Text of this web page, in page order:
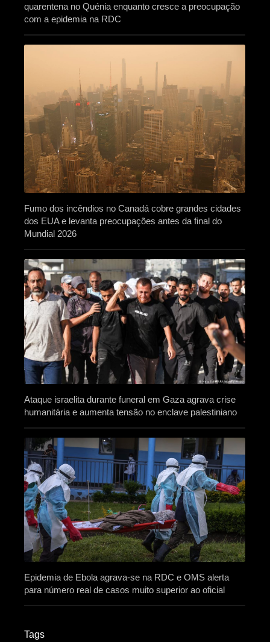
quarentena no Quénia enquanto cresce a preocupação
com a epidemia na RDC
Fumo dos incêndios no Canadá cobre grandes cidades
dos EUA e levanta preocupações antes da final do
Mundial 2026
Ataque israelita durante funeral em Gaza agrava crise
humanitária e aumenta tensão no enclave palestiniano
Epidemia de Ebola agrava-se na RDC e OMS alerta
para número real de casos muito superior ao oficial
Tags